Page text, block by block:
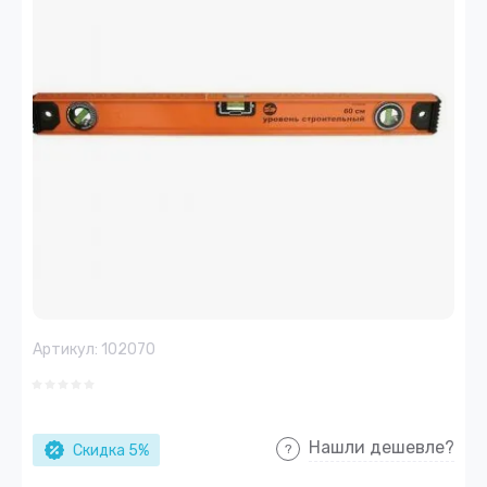
Артикул: 102070
Скидка 5% Нашли дешевле?